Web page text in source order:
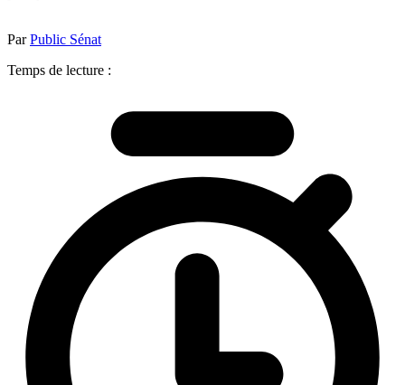
ParPublic Sénat
Temps de lecture :